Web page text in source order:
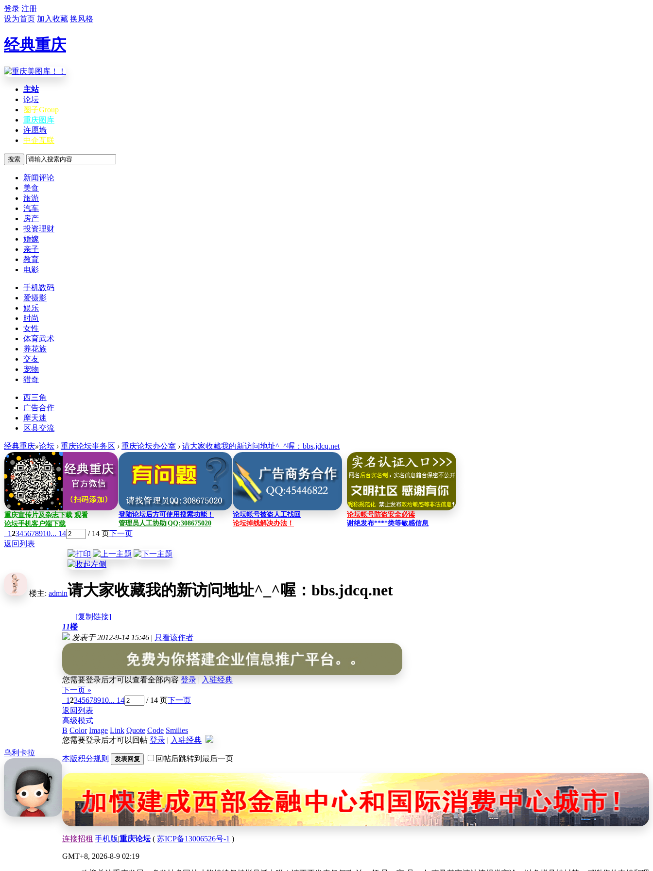
登录 注册
设为首页 加入收藏 换风格
经典重庆
主站
论坛
圈子Group
重庆图库
许愿墙
中企互联
搜索
新闻评论
美食
旅游
汽车
房产
投资理财
婚嫁
亲子
教育
电影
手机数码
爱摄影
娱乐
时尚
女性
体育武术
养花族
交友
宠物
猎奇
西三角
广告合作
摩天迷
区县交流
经典重庆»论坛 › 重庆论坛事务区 › 重庆论坛办公室 › 请大家收藏我的新访问地址^_^喔：bbs.jdcq.net
重庆宣传片及杂志下载 观看
论坛手机客户端下载
登陆论坛后方可使用搜索功能！
管理员人工协助|QQ:308675020
论坛帐号被盗人工找回
论坛掉线解决办法！
论坛帐号防盗安全必读
谢绝发布****类等敏感信息
12345678910... 14 / 14 页下一页
返回列表
楼主: admin请大家收藏我的新访问地址^_^喔：bbs.jdcq.net
[复制链接]
乌利卡拉
11楼
发表于 2012-9-14 15:46 | 只看该作者
您需要登录后才可以查看全部内容 登录 | 入驻经典
下一页 »
12345678910... 14 / 14 页下一页
返回列表
高级模式
B Color Image Link Quote Code Smilies
您需要登录后才可以回帖 登录 | 入驻经典
本版积分规则 发表回复 回帖后跳转到最后一页
连接招租 |手机版|重庆论坛( 苏ICP备13006526号-1 )
GMT+8, 2026-8-9 02:19